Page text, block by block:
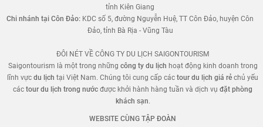
tỉnh Kiên Giang
Chi nhánh tại Côn Đảo: KDC số 5, đường Nguyễn Huệ, TT Côn Đảo, huyện Côn
Đảo, tỉnh Bà Rịa - Vũng Tàu
ĐÔI NÉT VỀ CÔNG TY DU LỊCH SAIGONTOURISM
Saigontourism là một trong những công ty du lịch hoạt động kinh doanh trong
lĩnh vựcdu lịch tại Việt Nam. Chúng tôi cung cấp cáctour du lịch giá rẻ chủ yếu
cáctour du lịch trong nước được khởi hành hàng tuần và dịch vụđặt phòng
khách sạn.
WEBSITE CÙNG TẬP ĐOÀN